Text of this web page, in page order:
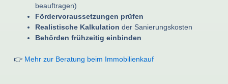
beauftragen)
Fördervoraussetzungen prüfen
Realistische Kalkulation der Sanierungskosten
Behörden frühzeitig einbinden
👉 Mehr zur Beratung beim Immobilienkauf